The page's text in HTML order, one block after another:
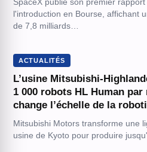
SpaceX publie son premier
l'introduction en Bourse, affichant
de 7,8 milliards…
ACTUALITÉS
L’usine Mitsubishi-
1 000 robots HL Human par
change l’échelle de la
Mitsubishi Motors transforme une
usine de Kyoto pour produire